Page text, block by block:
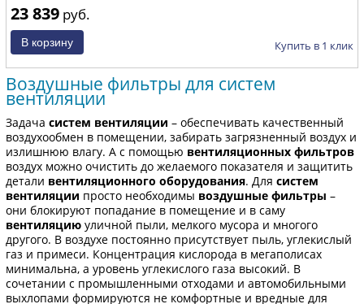
23 839 руб.
Купить в 1 клик
Воздушные фильтры для систем
вентиляции
Задача систем вентиляции – обеспечивать качественный
воздухообмен в помещении, забирать загрязненный воздух и
излишнюю влагу. А с помощью вентиляционных фильтров
воздух можно очистить до желаемого показателя и защитить
детали вентиляционного оборудования. Для систем
вентиляции просто необходимы воздушные фильтры –
они блокируют попадание в помещение и в саму
вентиляцию уличной пыли, мелкого мусора и многого
другого. В воздухе постоянно присутствует пыль, углекислый
газ и примеси. Концентрация кислорода в мегаполисах
минимальна, а уровень углекислого газа высокий. В
сочетании с промышленными отходами и автомобильными
выхлопами формируются не комфортные и вредные для